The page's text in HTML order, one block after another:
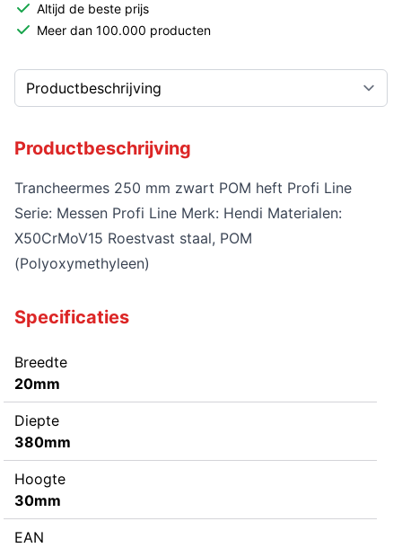
Altijd de beste prijs
Meer dan 100.000 producten
Productbeschrijving
Trancheermes 250 mm zwart POM heft Profi Line
Serie: Messen Profi Line Merk: Hendi Materialen:
X50CrMoV15 Roestvast staal, POM
(Polyoxymethyleen)
Specificaties
Breedte
20mm
Diepte
380mm
Hoogte
30mm
EAN